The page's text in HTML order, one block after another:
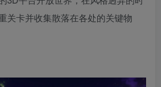
关卡并收集散落在各处的关键物